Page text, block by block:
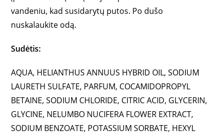
vandeniu, kad susidarytų putos. Po dušo
nuskalaukite odą.
Sudėtis:
AQUA, HELIANTHUS ANNUUS HYBRID OIL, SODIUM
LAURETH SULFATE, PARFUM, COCAMIDOPROPYL
BETAINE, SODIUM CHLORIDE, CITRIC ACID, GLYCERIN,
GLYCINE, NELUMBO NUCIFERA FLOWER EXTRACT,
SODIUM BENZOATE, POTASSIUM SORBATE, HEXYL